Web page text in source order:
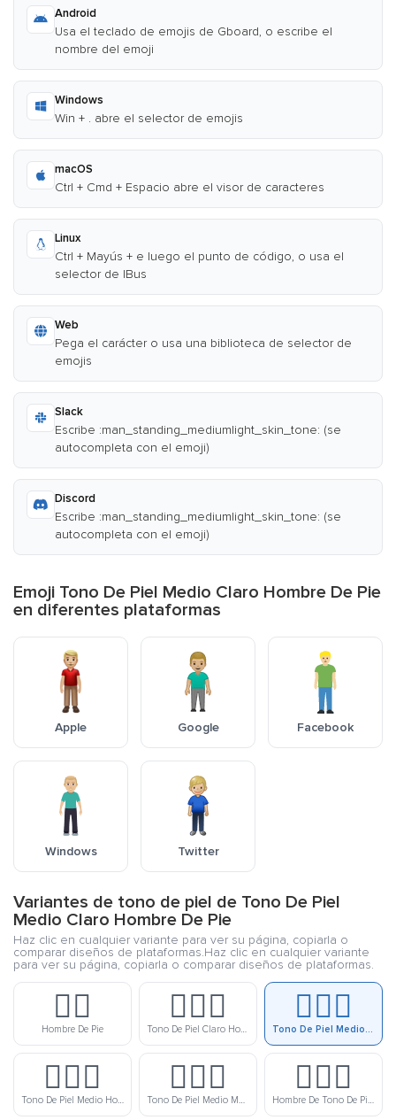
Android
Usa el teclado de emojis de Gboard, o escribe el
nombre del emoji
Windows
Win + . abre el selector de emojis
macOS
Ctrl + Cmd + Espacio abre el visor de caracteres
Linux
Ctrl + Mayús + e luego el punto de código, o usa el
selector de IBus
Web
Pega el carácter o usa una biblioteca de selector de
emojis
Slack
Escribe :man_standing_mediumlight_skin_tone: (se
autocompleta con el emoji)
Discord
Escribe :man_standing_mediumlight_skin_tone: (se
autocompleta con el emoji)
Emoji Tono De Piel Medio Claro Hombre De Pie
en diferentes plataformas
Apple Google Facebook
Windows Twitter
Variantes de tono de piel de Tono De Piel
Medio Claro Hombre De Pie
Haz clic en cualquier variante para ver su página, copiarla o
comparar diseños de plataformas.Haz clic en cualquier variante
para ver su página, copiarla o comparar diseños de plataformas.
🧍‍♂️
Hombre De Pie
🧍🏻‍♂️
Tono De Piel Claro Hombre De Pie
🧍🏼‍♂️
Tono De Piel Medio Claro Hombre De Pie
🧍🏽‍♂️
Tono De Piel Medio Hombre De Pie
🧍🏾‍♂️
Tono De Piel Medio Moreno Hombre De Pie
🧍🏿‍♂️
Hombre De Tono De Piel Moreno De Pie